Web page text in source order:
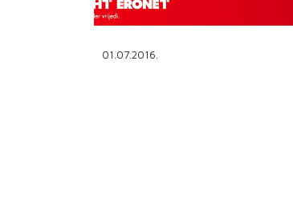
01.07.2016.